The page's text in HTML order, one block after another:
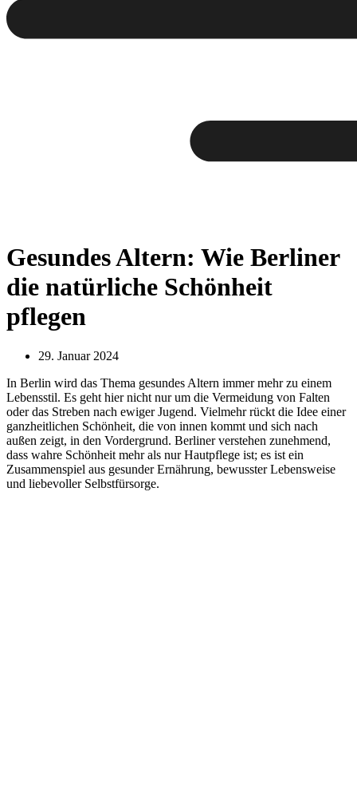
Gesundes Altern: Wie Berliner
die natürliche Schönheit
pflegen
29. Januar 2024
In Berlin wird das Thema gesundes Altern immer mehr zu einem
Lebensstil. Es geht hier nicht nur um die Vermeidung von Falten
oder das Streben nach ewiger Jugend. Vielmehr rückt die Idee einer
ganzheitlichen Schönheit, die von innen kommt und sich nach
außen zeigt, in den Vordergrund. Berliner verstehen zunehmend,
dass wahre Schönheit mehr als nur Hautpflege ist; es ist ein
Zusammenspiel aus gesunder Ernährung, bewusster Lebensweise
und liebevoller Selbstfürsorge.